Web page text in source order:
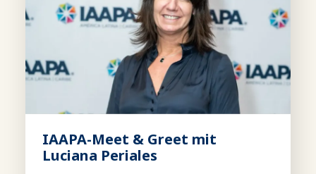
IAAPA-Meet & Greet mit
Luciana Periales